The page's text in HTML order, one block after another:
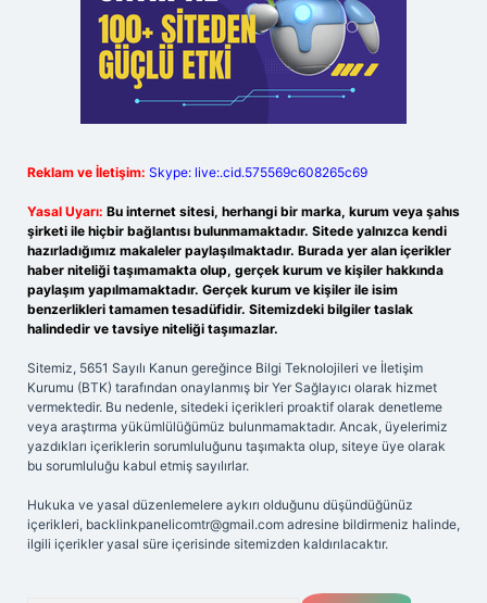
Reklam ve İletişim: Skype: live:.cid.575569c608265c69
Yasal Uyarı: Bu internet sitesi, herhangi bir marka, kurum veya şahıs
şirketi ile hiçbir bağlantısı bulunmamaktadır. Sitede yalnızca kendi
hazırladığımız makaleler paylaşılmaktadır. Burada yer alan içerikler
haber niteliği taşımamakta olup, gerçek kurum ve kişiler hakkında
paylaşım yapılmamaktadır. Gerçek kurum ve kişiler ile isim
benzerlikleri tamamen tesadüfidir. Sitemizdeki bilgiler taslak
halindedir ve tavsiye niteliği taşımazlar.
Sitemiz, 5651 Sayılı Kanun gereğince Bilgi Teknolojileri ve İletişim
Kurumu (BTK) tarafından onaylanmış bir Yer Sağlayıcı olarak hizmet
vermektedir. Bu nedenle, sitedeki içerikleri proaktif olarak denetleme
veya araştırma yükümlülüğümüz bulunmamaktadır. Ancak, üyelerimiz
yazdıkları içeriklerin sorumluluğunu taşımakta olup, siteye üye olarak
bu sorumluluğu kabul etmiş sayılırlar.
Hukuka ve yasal düzenlemelere aykırı olduğunu düşündüğünüz
içerikleri, backlinkpanelicomtr@gmail.com adresine bildirmeniz halinde,
ilgili içerikler yasal süre içerisinde sitemizden kaldırılacaktır.